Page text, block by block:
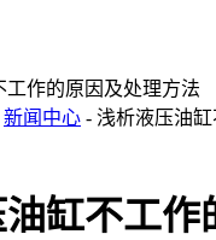
新闻中心 - 浅析液压油
缸不工作